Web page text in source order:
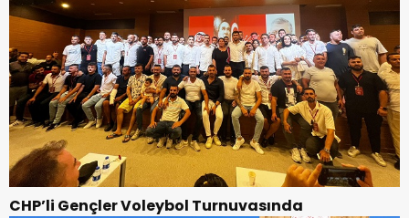
CHP’li Gençler Voleybol Turnuvasında